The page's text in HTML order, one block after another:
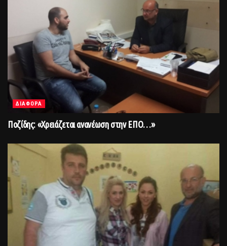
ΔΙΑΦΟΡΑ
Ποζίδης: «Χρειάζεται ανανέωση στην ΕΠΟ…»